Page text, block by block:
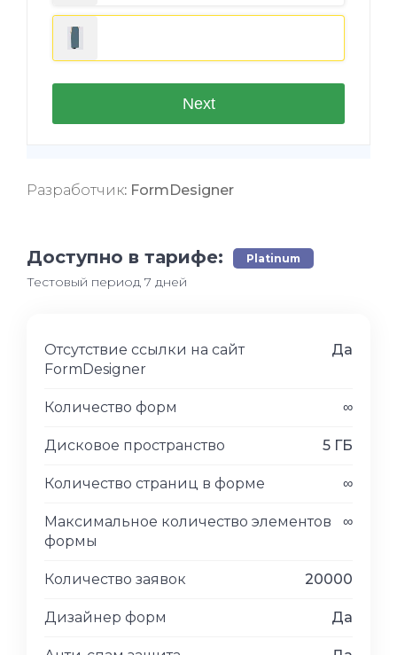
Разработчик: FormDesigner
Доступно в тарифе: Platinum
Тестовый период 7 дней
Отсутствие ссылки на сайт
FormDesigner
Да
Количество форм ∞
Дисковое пространство 5 ГБ
Количество страниц в форме ∞
Максимальное количество элементов
формы
∞
Количество заявок 20000
Дизайнер форм Да